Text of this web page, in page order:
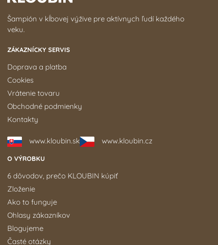
Šampión v kĺbovej výžive pre aktívnych ľudí každého
veku.
ZÁKAZNÍCKY SERVIS
Doprava a platba
Cookies
Vrátenie tovaru
Obchodné podmienky
Kontakty
www.kloubin.sk www.kloubin.cz
O VÝROBKU
6 dôvodov, prečo KLOUBIN kúpiť
Zloženie
Ako to funguje
Ohlasy zákazníkov
Blogujeme
Časté otázky